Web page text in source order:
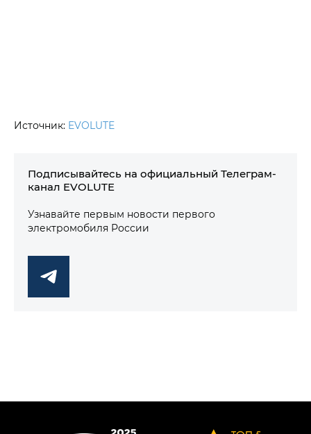
Источник: EVOLUTE
Подписывайтесь на официальный Телеграм-
канал EVOLUTE
Узнавайте первым новости первого
электромобиля России